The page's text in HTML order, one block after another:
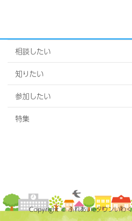
相談したい
知りたい
参加したい
特集
Copyright © ふれあいeタウンいわ